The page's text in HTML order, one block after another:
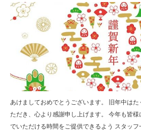
あけましておめでとうございます。 旧年中は
ただき、心より感謝申し上げます。 今年も皆
でいただける時間をご提供できるよう スタッ